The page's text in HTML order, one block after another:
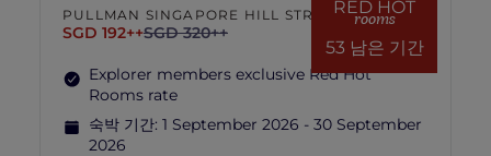
RED HOT
rooms
53 남은 기간
PULLMAN SINGAPORE HILL STREET
SGD 192++SGD 320++
Explorer members exclusive Red Hot
Rooms rate
숙박 기간: 1 September 2026 - 30 September
2026